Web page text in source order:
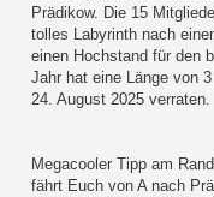
Prädikow. Die 15
tolles Labyrinth nach
einen Hochstand für den
Jahr hat eine Länge von
24. August 2025 verraten.
Megacooler Tipp am
fährt Euch von A nach